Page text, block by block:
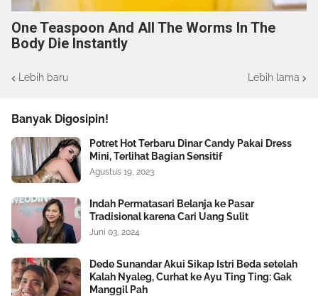
One Teaspoon And All The Worms In The
Body Die Instantly
Lebih baru Lebih lama
Banyak Digosipin!
Potret Hot Terbaru Dinar Candy Pakai Dress
Mini, Terlihat Bagian Sensitif
Agustus 19, 2023
Indah Permatasari Belanja ke Pasar
Tradisional karena Cari Uang Sulit
Juni 03, 2024
Dede Sunandar Akui Sikap Istri Beda setelah
Kalah Nyaleg, Curhat ke Ayu Ting Ting: Gak
Manggil Pah